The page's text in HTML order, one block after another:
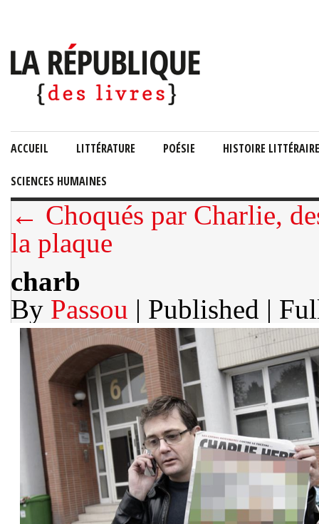
ACCUEIL LITTÉRATURE POÉSIE HISTOIRE LITTÉRAIRE
SCIENCES HUMAINES
← Choqués par Charlie,
la plaque
charb
By Passou | Published |